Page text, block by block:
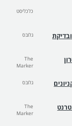
כלכליסט
גלובס
The
Marker
גלובס
The
Marker